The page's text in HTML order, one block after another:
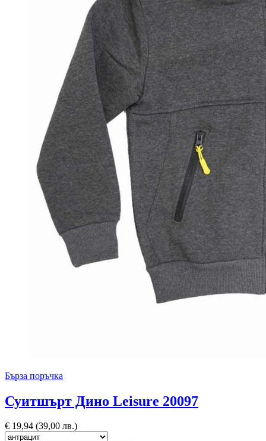
Бърза поръчка
Суитшърт Дино Leisure 20097
€ 19,94 (39,00 лв.)